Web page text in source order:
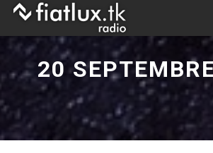
Skip
content
20